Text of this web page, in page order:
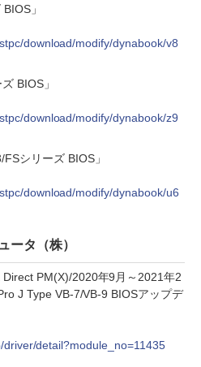
」
download/modify/dynabook/v8
BIOS」
download/modify/dynabook/z9
シリーズ BIOS」
download/modify/dynabook/u6
ータ（株）
Direct PM(X)/2020年9月～2021年2
J Type VB-7/VB-9 BIOSアップデ
detail?module_no=11435